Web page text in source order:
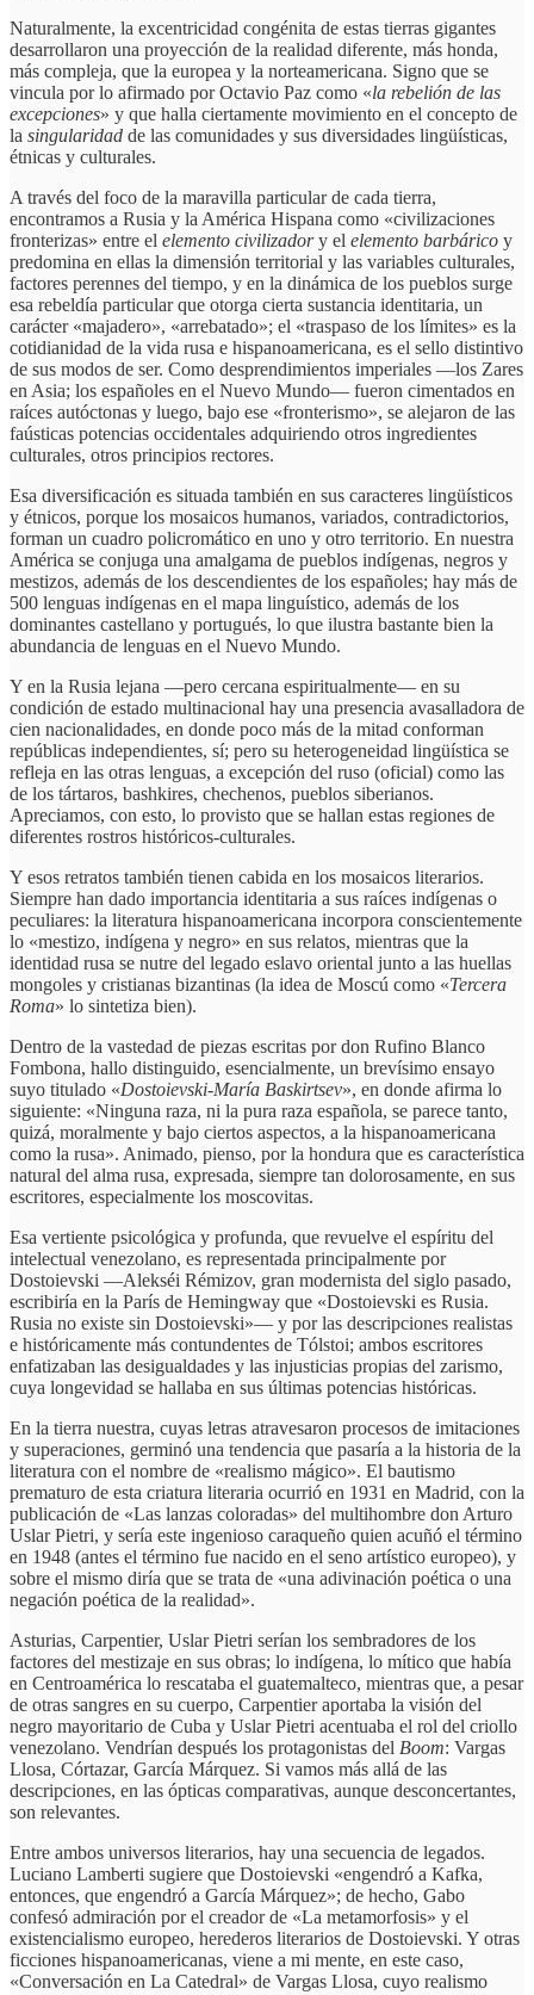
Naturalmente, la excentricidad congénita de estas tierras gigantes
desarrollaron una proyección de la realidad diferente, más honda,
más compleja, que la europea y la norteamericana. Signo que se
vincula por lo afirmado por Octavio Paz como «la rebelión de las
excepciones» y que halla ciertamente movimiento en el concepto de
la singularidad de las comunidades y sus diversidades lingüísticas,
étnicas y culturales.
A través del foco de la maravilla particular de cada tierra,
encontramos a Rusia y la América Hispana como «civilizaciones
fronterizas» entre el elemento civilizadory el elemento barbárico y
predomina en ellas la dimensión territorial y las variables culturales,
factores perennes del tiempo, y en la dinámica de los pueblos surge
esa rebeldía particular que otorga cierta sustancia identitaria, un
carácter «majadero», «arrebatado»; el «traspaso de los límites» es la
cotidianidad de la vida rusa e hispanoamericana, es el sello distintivo
de sus modos de ser. Como desprendimientos imperiales —los Zares
en Asia; los españoles en el Nuevo Mundo— fueron cimentados en
raíces autóctonas y luego, bajo ese «fronterismo», se alejaron de las
faústicas potencias occidentales adquiriendo otros ingredientes
culturales, otros principios rectores.
Esa diversificación es situada también en sus caracteres lingüísticos
y étnicos, porque los mosaicos humanos, variados, contradictorios,
forman un cuadro policromático en uno y otro territorio. En nuestra
América se conjuga una amalgama de pueblos indígenas, negros y
mestizos, además de los descendientes de los españoles; hay más de
500 lenguas indígenas en el mapa linguístico, además de los
dominantes castellano y portugués, lo que ilustra bastante bien la
abundancia de lenguas en el Nuevo Mundo.
Y en la Rusia lejana —pero cercana espiritualmente— en su
condición de estado multinacional hay una presencia avasalladora de
cien nacionalidades, en donde poco más de la mitad conforman
repúblicas independientes, sí; pero su heterogeneidad lingüística se
refleja en las otras lenguas, a excepción del ruso (oficial) como las
de los tártaros, bashkires, chechenos, pueblos siberianos.
Apreciamos, con esto, lo provisto que se hallan estas regiones de
diferentes rostros históricos-culturales.
Y esos retratos también tienen cabida en los mosaicos literarios.
Siempre han dado importancia identitaria a sus raíces indígenas o
peculiares: la literatura hispanoamericana incorpora conscientemente
lo «mestizo, indígena y negro» en sus relatos, mientras que la
identidad rusa se nutre del legado eslavo oriental junto a las huellas
mongoles y cristianas bizantinas (la idea de Moscú como «Tercera
Roma» lo sintetiza bien).
Dentro de la vastedad de piezas escritas por don Rufino Blanco
Fombona, hallo distinguido, esencialmente, un brevísimo ensayo
suyo titulado «Dostoievski-María Baskirtsev», en donde afirma lo
siguiente: «Ninguna raza, ni la pura raza española, se parece tanto,
quizá, moralmente y bajo ciertos aspectos, a la hispanoamericana
como la rusa». Animado, pienso, por la hondura que es característica
natural del alma rusa, expresada, siempre tan dolorosamente, en sus
escritores, especialmente los moscovitas.
Esa vertiente psicológica y profunda, que revuelve el espíritu del
intelectual venezolano, es representada principalmente por
Dostoievski —Alekséi Rémizov, gran modernista del siglo pasado,
escribiría en la París de Hemingway que «Dostoievski es Rusia.
Rusia no existe sin Dostoievski»— y por las descripciones realistas
e históricamente más contundentes de Tólstoi; ambos escritores
enfatizaban las desigualdades y las injusticias propias del zarismo,
cuya longevidad se hallaba en sus últimas potencias históricas.
En la tierra nuestra, cuyas letras atravesaron procesos de imitaciones
y superaciones, germinó una tendencia que pasaría a la historia de la
literatura con el nombre de «realismo mágico». El bautismo
prematuro de esta criatura literaria ocurrió en 1931 en Madrid, con la
publicación de «Las lanzas coloradas» del multihombre don Arturo
Uslar Pietri, y sería este ingenioso caraqueño quien acuñó el término
en 1948 (antes el término fue nacido en el seno artístico europeo), y
sobre el mismo diría que se trata de «una adivinación poética o una
negación poética de la realidad».
Asturias, Carpentier, Uslar Pietri serían los sembradores de los
factores del mestizaje en sus obras; lo indígena, lo mítico que había
en Centroamérica lo rescataba el guatemalteco, mientras que, a pesar
de otras sangres en su cuerpo, Carpentier aportaba la visión del
negro mayoritario de Cuba y Uslar Pietri acentuaba el rol del criollo
venezolano. Vendrían después los protagonistas del Boom: Vargas
Llosa, Córtazar, García Márquez. Si vamos más allá de las
descripciones, en las ópticas comparativas, aunque desconcertantes,
son relevantes.
Entre ambos universos literarios, hay una secuencia de legados.
Luciano Lamberti sugiere que Dostoievski «engendró a Kafka,
entonces, que engendró a García Márquez»; de hecho, Gabo
confesó admiración por el creador de «La metamorfosis» y el
existencialismo europeo, herederos literarios de Dostoievski. Y otras
ficciones hispanoamericanas, viene a mi mente, en este caso,
«Conversación en La Catedral» de Vargas Llosa, cuyo realismo